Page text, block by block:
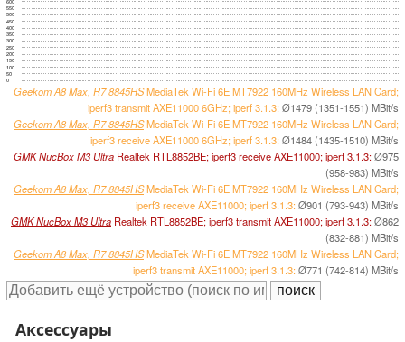
0
50
100
150
200
250
300
350
400
450
500
550
600
Geekom A8 Max, R7 8845HSMediaTek Wi-Fi 6E MT7922 160MHz Wireless LAN Card;
iperf3 transmit AXE11000 6GHz; iperf 3.1.3:Ø1479 (1351-1551) MBit/s
Geekom A8 Max, R7 8845HSMediaTek Wi-Fi 6E MT7922 160MHz Wireless LAN Card;
iperf3 receive AXE11000 6GHz; iperf 3.1.3:Ø1484 (1435-1510) MBit/s
GMK NucBox M3 Ultra Realtek RTL8852BE; iperf3 receive AXE11000; iperf 3.1.3:Ø975
(958-983) MBit/s
Geekom A8 Max, R7 8845HSMediaTek Wi-Fi 6E MT7922 160MHz Wireless LAN Card;
iperf3 receive AXE11000; iperf 3.1.3:Ø901 (793-943) MBit/s
GMK NucBox M3 Ultra Realtek RTL8852BE; iperf3 transmit AXE11000; iperf 3.1.3:Ø862
(832-881) MBit/s
Geekom A8 Max, R7 8845HSMediaTek Wi-Fi 6E MT7922 160MHz Wireless LAN Card;
iperf3 transmit AXE11000; iperf 3.1.3:Ø771 (742-814) MBit/s
Аксессуары